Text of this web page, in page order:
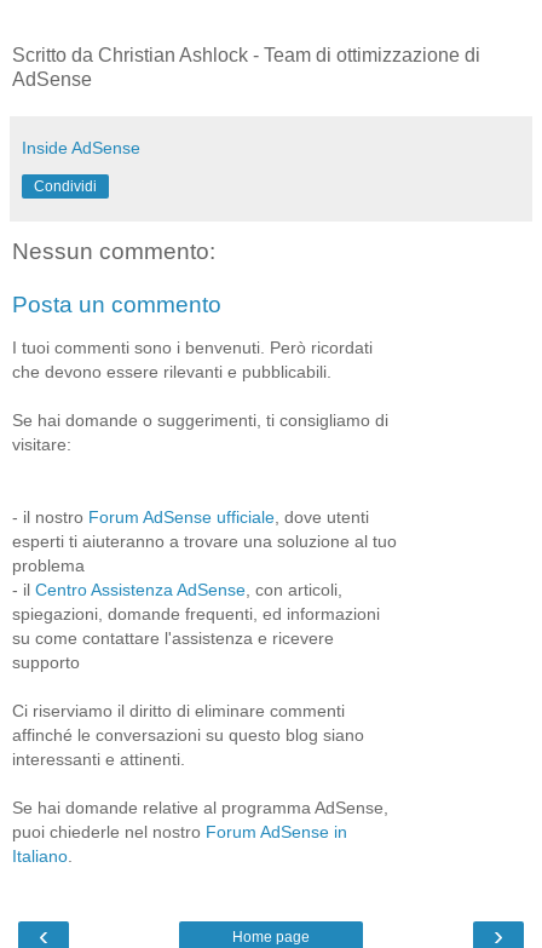
Scritto da Christian Ashlock - Team di ottimizzazione di
AdSense
Inside AdSense
Condividi
Nessun commento:
Posta un commento
I tuoi commenti sono i benvenuti. Però ricordati
che devono essere rilevanti e pubblicabili.
Se hai domande o suggerimenti, ti consigliamo di
visitare:
- il nostro Forum AdSense ufficiale , dove utenti
esperti ti aiuteranno a trovare una soluzione al tuo
problema
- il Centro Assistenza AdSense , con articoli,
spiegazioni, domande frequenti, ed informazioni
su come contattare l'assistenza e ricevere
supporto
Ci riserviamo il diritto di eliminare commenti
affinché le conversazioni su questo blog siano
interessanti e attinenti.
Se hai domande relative al programma AdSense,
puoi chiederle nel nostro Forum AdSense in
Italiano
‹ ›
Home page